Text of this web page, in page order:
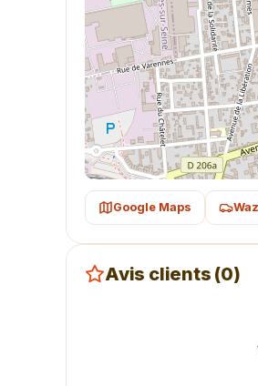
Google Maps
Avis clients (0)